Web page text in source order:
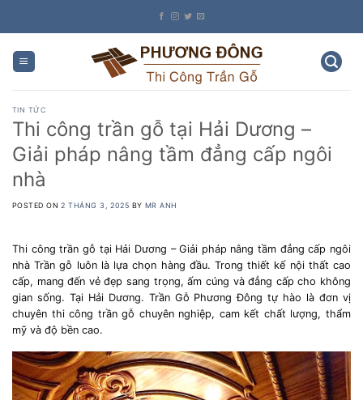
TIN TỨC
Thi công trần gỗ tại Hải Dương –
Giải pháp nâng tầm đẳng cấp ngôi
nhà
POSTED ON2 THÁNG 3, 2025 BY MR ANH
Thi công trần gỗ tại Hải Dương – Giải pháp nâng tầm đẳng cấp ngôi
nhà Trần gỗ luôn là lựa chọn hàng đầu. Trong thiết kế nội thất cao
cấp, mang đến vẻ đẹp sang trọng, ấm cúng và đẳng cấp cho không
gian sống. Tại Hải Dương. Trần Gỗ Phương Đông tự hào là đơn vị
chuyên thi công trần gỗ chuyên nghiệp, cam kết chất lượng, thẩm
mỹ và độ bền cao.